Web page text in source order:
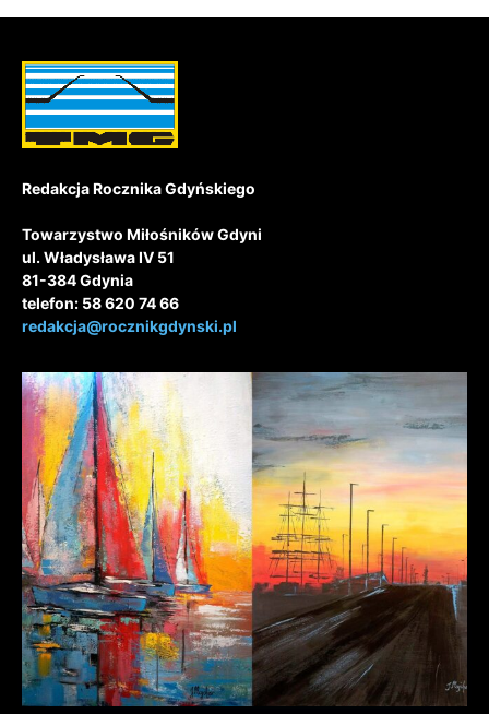
Redakcja Rocznika Gdyńskiego
Towarzystwo Miłośników Gdyni
ul. Władysława IV 51
81-384 Gdynia
telefon: 58 620 74 66
redakcja@rocznikgdynski.pl